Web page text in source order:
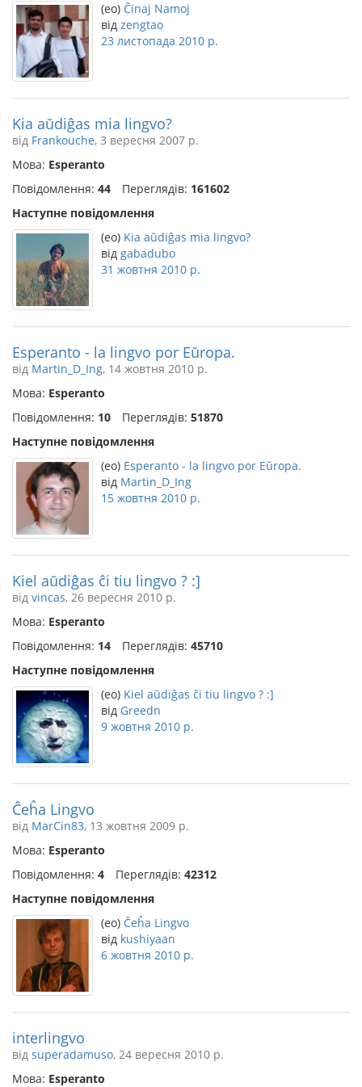
(eo) Ĉinaj Namoj
від zengtao
23 листопада 2010 р.
Kia aŭdiĝas mia lingvo?
від Frankouche, 3 вересня 2007 р.
Мова: Esperanto
Повідомлення: 44 Переглядів: 161602
Наступне повідомлення
(eo) Kia aŭdiĝas mia lingvo?
від gabadubo
31 жовтня 2010 р.
Esperanto - la lingvo por Eŭropa.
від Martin_D_Ing, 14 жовтня 2010 р.
Мова: Esperanto
Повідомлення: 10 Переглядів: 51870
Наступне повідомлення
(eo) Esperanto - la lingvo por Eŭropa.
від Martin_D_Ing
15 жовтня 2010 р.
Kiel aŭdiĝas ĉi tiu lingvo ? :]
від vincas, 26 вересня 2010 р.
Мова: Esperanto
Повідомлення: 14 Переглядів: 45710
Наступне повідомлення
(eo) Kiel aŭdiĝas ĉi tiu lingvo ? :]
від Greedn
9 жовтня 2010 р.
Ĉeĥa Lingvo
від MarCin83, 13 жовтня 2009 р.
Мова: Esperanto
Повідомлення: 4 Переглядів: 42312
Наступне повідомлення
(eo) Ĉeĥa Lingvo
від kushiyaan
6 жовтня 2010 р.
interlingvo
від superadamuso, 24 вересня 2010 р.
Мова: Esperanto